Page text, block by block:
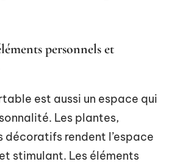
personnels et
est aussi un espace qui
Les plantes,
rendent l’espace
stimulant. Les éléments